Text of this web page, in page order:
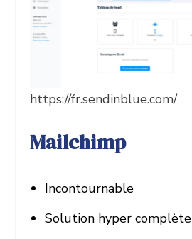
https://fr.sendinblue.com/
Mailchimp
Incontournable
Solution hyper complète